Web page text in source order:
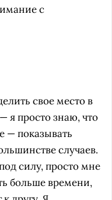
с
свое место в
я просто знаю, что
— показывать
случаев.
силу, просто мне
больше времени,